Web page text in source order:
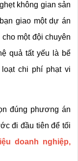
không gian sản
giao một dự án
một đội chuyên
quả tất yếu là bể
chi phí phạt vi
đúng phương án
đi đầu tiên để tối
doanh nghiệp,